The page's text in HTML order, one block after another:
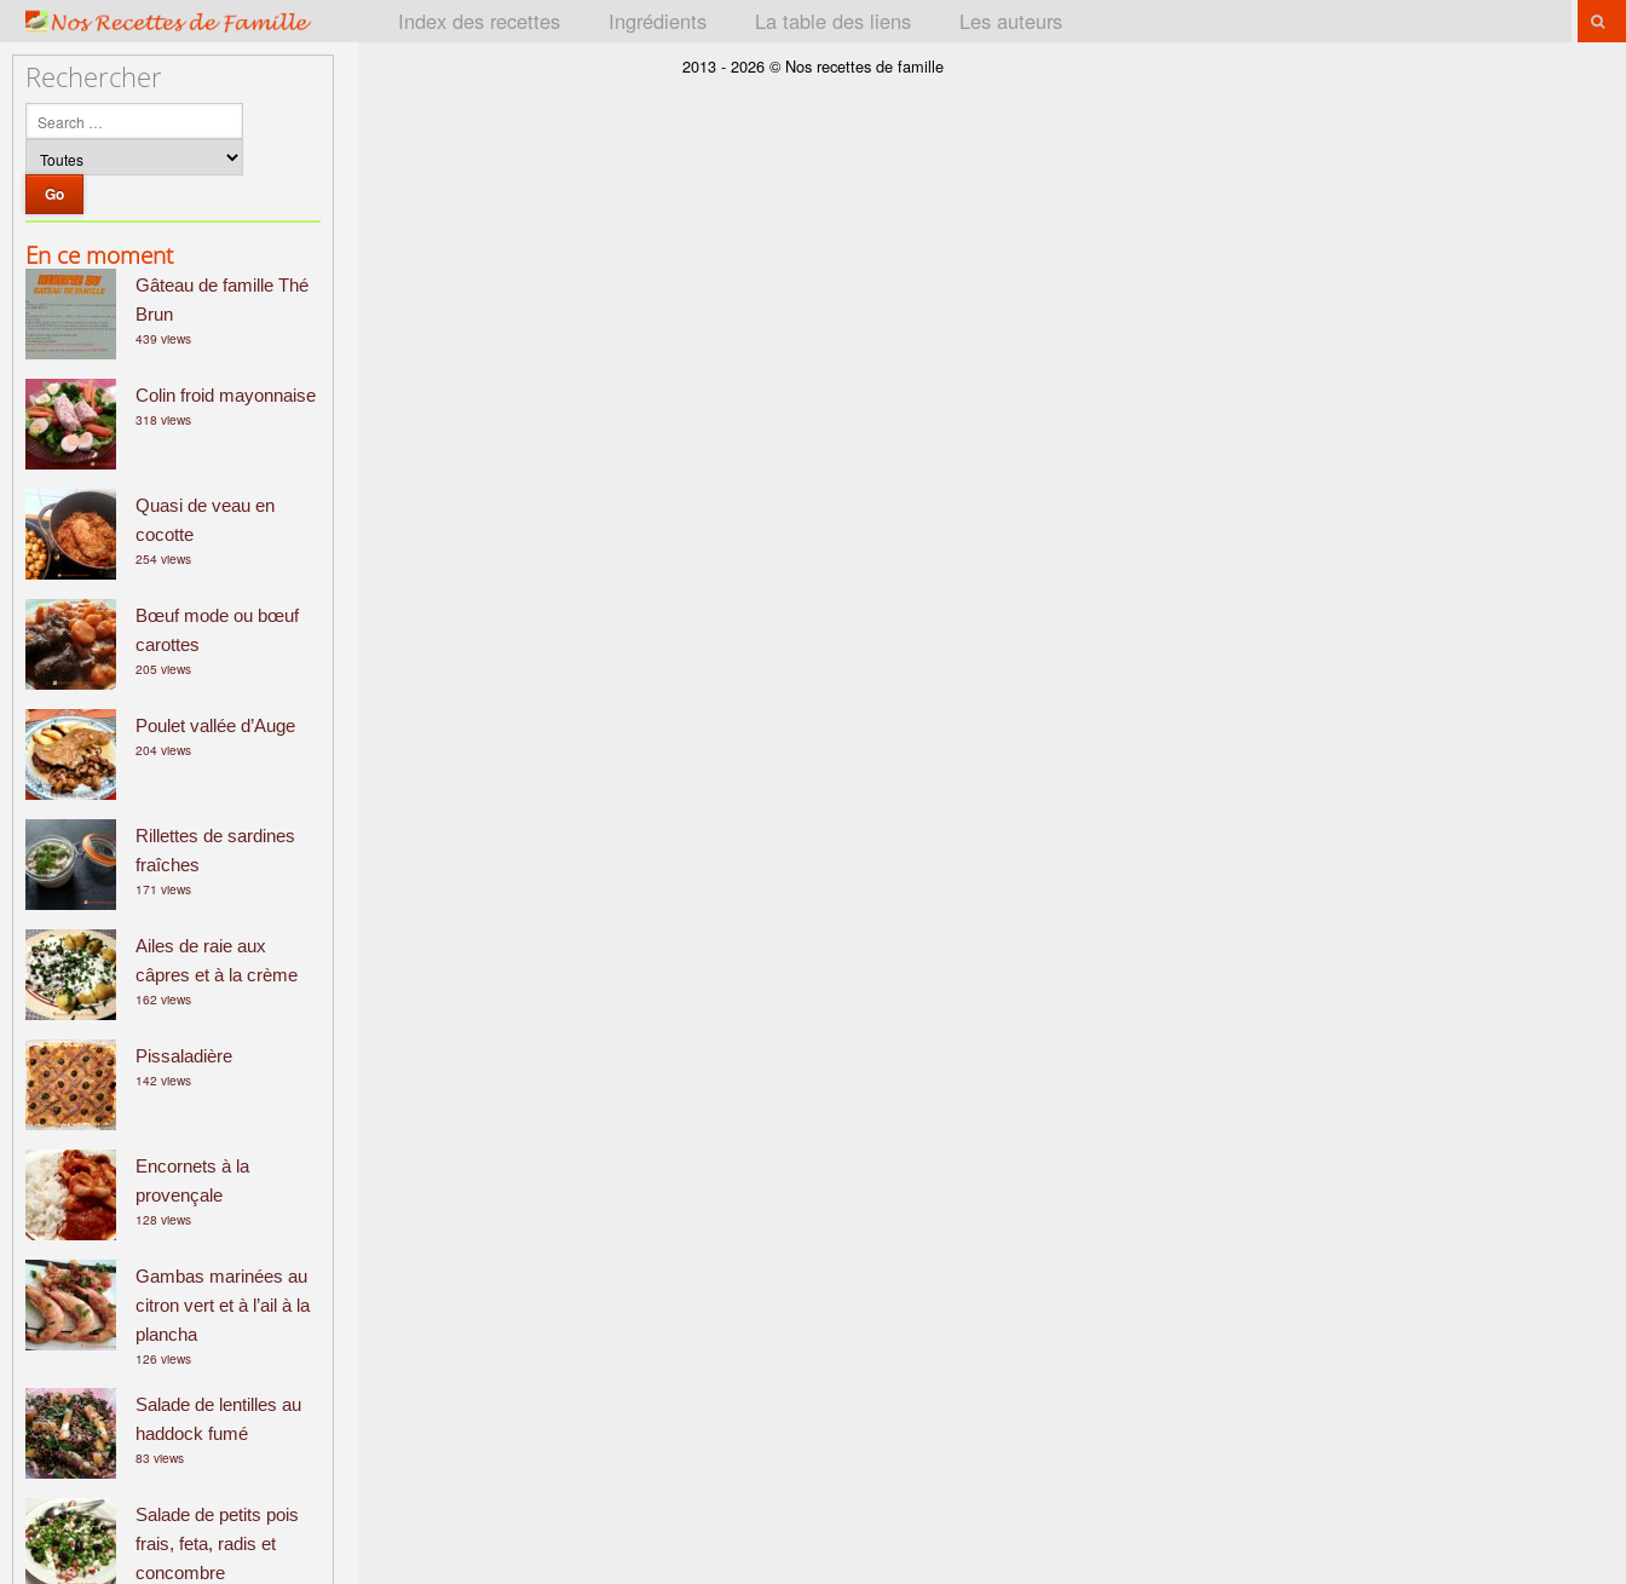
Index des recettes Ingrédients La table des liens Les auteurs
Rechercher
En ce moment
Gâteau de famille Thé
Brun
439 views
Colin froid mayonnaise
318 views
Quasi de veau en
cocotte
254 views
Bœuf mode ou bœuf
carottes
205 views
Poulet vallée d’Auge
204 views
Rillettes de sardines
fraîches
171 views
Ailes de raie aux
câpres et à la crème
162 views
Pissaladière
142 views
Encornets à la
provençale
128 views
Gambas marinées au
citron vert et à l’ail à la
plancha
126 views
Salade de lentilles au
haddock fumé
83 views
Salade de petits pois
frais, feta, radis et
concombre
2013 - 2026 © Nos recettes de famille